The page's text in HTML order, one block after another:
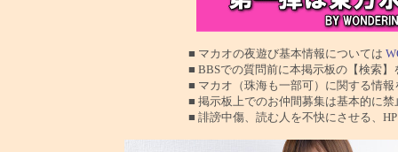
■ マカオの夜遊び基本情報については
■ BBSでの質問前に本掲示板の【検索】を使
■ マカオ（珠海も一部可）に関する情報を交
■ 掲示板上でのお仲間募集は基本的に禁止で
■ 誹謗中傷、読む人を不快にさせる、HPに運